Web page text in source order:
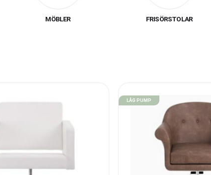
Vi hjälper dig att skapa din drömsalong!
MÖBLER FRISÖRSTOLAR
LÅG PUMP